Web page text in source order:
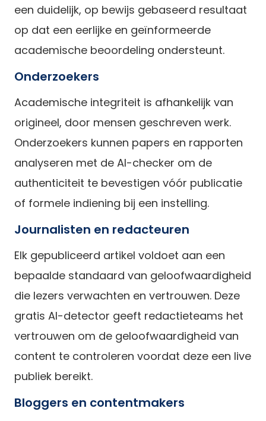
een duidelijk, op bewijs gebaseerd resultaat
op dat een eerlijke en geïnformeerde
academische beoordeling ondersteunt.
Onderzoekers
Academische integriteit is afhankelijk van
origineel, door mensen geschreven werk.
Onderzoekers kunnen papers en rapporten
analyseren met de AI-checker om de
authenticiteit te bevestigen vóór publicatie
of formele indiening bij een instelling.
Journalisten en redacteuren
Elk gepubliceerd artikel voldoet aan een
bepaalde standaard van geloofwaardigheid
die lezers verwachten en vertrouwen. Deze
gratis AI-detector geeft redactieteams het
vertrouwen om de geloofwaardigheid van
content te controleren voordat deze een live
publiek bereikt.
Bloggers en contentmakers